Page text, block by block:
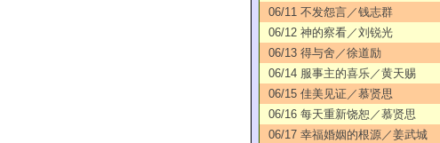
06/11 不发怨言／钱志群
06/12 神的察看／刘锐光
06/13 得与舍／徐道励
06/14 服事主的喜乐／黄天赐
06/15 佳美见证／慕贤思
06/16 每天重新饶恕／慕贤思
06/17 幸福婚姻的根源／姜武城